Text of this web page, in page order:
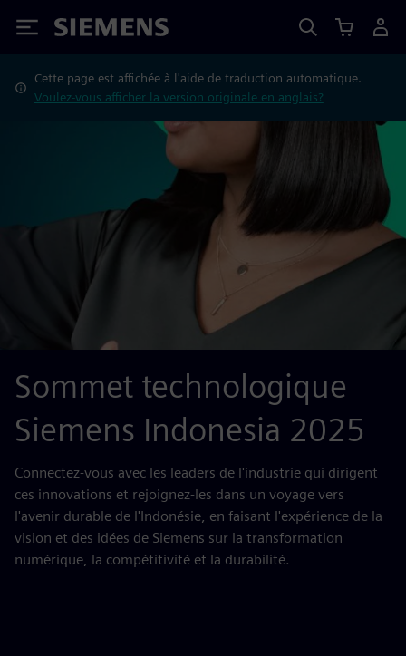
Siemens
Cette page est affichée à l'aide de traduction automatique.
Voulez-vous afficher la version originale en anglais?
Sommet technologique
Siemens Indonesia 2025
Connectez-vous avec les leaders de l'industrie qui dirigent
ces innovations et rejoignez-les dans un voyage vers
l'avenir durable de l'Indonésie, en faisant l'expérience de la
vision et des idées de Siemens sur la transformation
numérique, la compétitivité et la durabilité.